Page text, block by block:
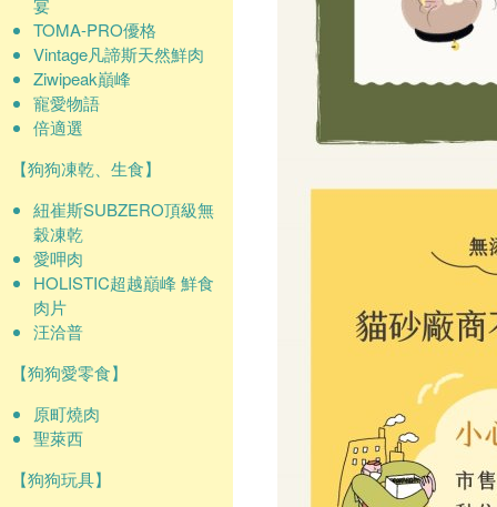
宴
TOMA-PRO優格
Vintage凡諦斯天然鮮肉
Ziwipeak巔峰
寵愛物語
倍適選
【狗狗凍乾、生食】
紐崔斯SUBZERO頂級無
穀凍乾
愛呷肉
HOLISTIC超越巔峰 鮮食
肉片
汪洽普
【狗狗愛零食】
原町燒肉
聖萊西
【狗狗玩具】